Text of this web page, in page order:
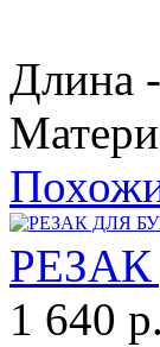
Длина
РЕЗАК
1 640 р.